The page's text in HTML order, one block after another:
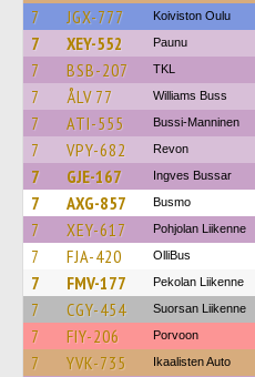
7 JGX-777 Koiviston Oulu
7 XEY-552 Paunu
7 BSB-207 TKL
7 ÅLV 77 Williams Buss
7 ATI-555 Bussi-Manninen
7 VPY-682 Revon
7 GJE-167 Ingves Bussar
7 AXG-857 Busmo
7 XEY-617 Pohjolan Liikenne
7 FJA-420 OlliBus
7 FMV-177 Pekolan Liikenne
7 CGY-454 Suorsan Liikenne
7 FIY-206 Porvoon
7 YVK-735 Ikaalisten Auto